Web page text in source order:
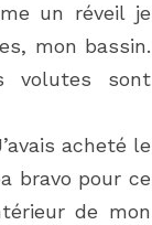
un réveil je
mon bassin.
volutes sont
acheté le
bravo pour ce
de mon